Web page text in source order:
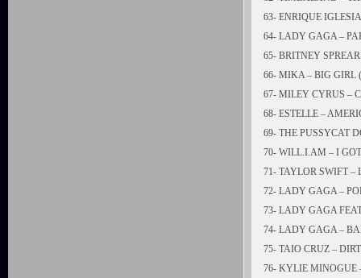
63- ENRIQUE
64- LADY GAGA –
65- BRITNEY
66- MIKA – BIG GIRL
67- MILEY CYRUS –
68- ESTELLE –
69- THE PUSSYCAT
70- WILL.I.AM – I
71- TAYLOR SWIFT –
72- LADY GAGA –
73- LADY GAGA
74- LADY GAGA –
75- TAIO CRUZ –
76- KYLIE MINOGUE